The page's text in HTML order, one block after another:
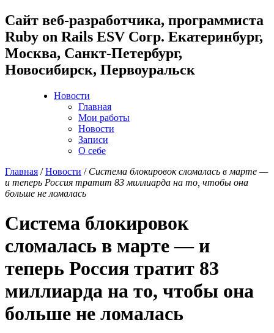
Cайт веб-разработчика, программиста
Ruby on Rails ESV Corp. Екатеринбург,
Москва, Санкт-Петербург,
Новосибирск, Первоуральск
Новости
Главная
Мои работы
Новости
Записи
О себе
Главная /Новости / Система блокировок сломалась в марте —
и теперь Россия тратит 83 миллиарда на то, чтобы она
больше не ломалась
Система блокировок
сломалась в марте — и
теперь Россия тратит 83
миллиарда на то, чтобы она
больше не ломалась